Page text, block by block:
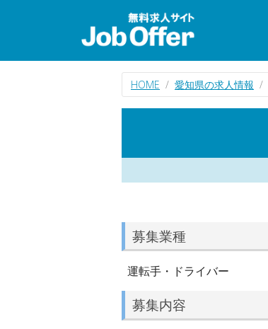
HOME 愛知県の求人情報
募集業種
運転手・ドライバー
募集内容